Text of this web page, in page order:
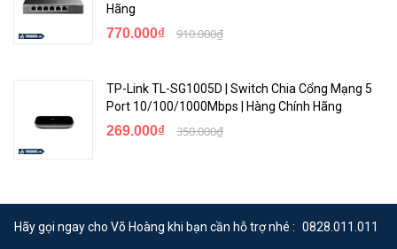
Hãng
770.000₫ 910.000₫
TP-Link TL-SG1005D | Switch Chia Cổng Mạng 5
Port 10/100/1000Mbps | Hàng Chính Hãng
269.000₫ 350.000₫
Hãy gọi ngay cho Võ Hoàng khi bạn cần hỗ trợ nhé : 0828.011.011